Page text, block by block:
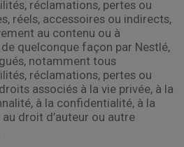
réclamations, pertes ou
réels, accessoires ou indirects,
au contenu ou à
quelconque façon par Nestlé,
notamment tous
réclamations, pertes ou
associés à la vie privée, à la
à la confidentialité, à la
droit d’auteur ou autre